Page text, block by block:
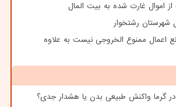
شهرستان رشتخوار
اعمال ممنوع الخروجی نیست به علاوه
گرما واکنش طبیعی بدن یا هشدار جدی؟